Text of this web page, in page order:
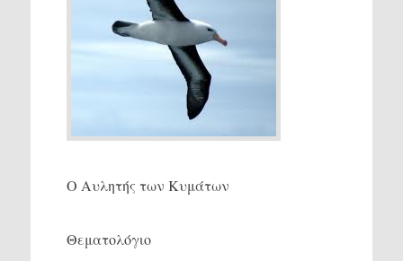
Ο Αυλητής των Κυμάτων
Θεματολόγιο